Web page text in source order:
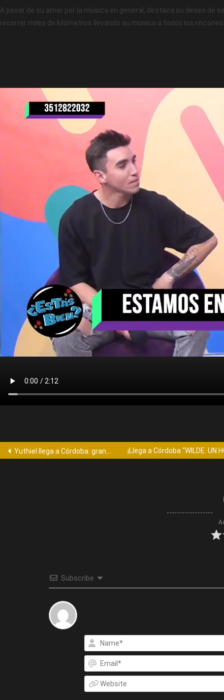
A pesar de su amor por la música en general, destaca su deseo de
recorrer miles de kilómetros llevando su música a todos los rincones.
Yuthiel llega a Córdoba: gran show este sábado en Sala del Rey ¡Llega a Córdoba “WILDE. UN
Subscribe